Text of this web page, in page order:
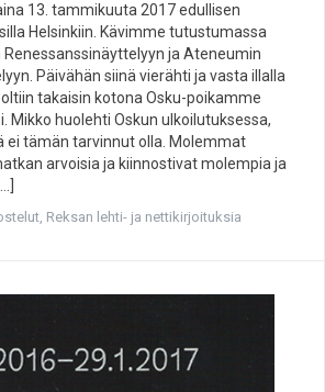
13. tammikuuta 2017 edullisen
Helsinkiin. Kävimme tutustumassa
Renessanssinäyttelyyn ja Ateneumin
Päivähän siinä vierähti ja vasta illalla
oltiin takaisin kotona Osku-poikamme
Mikko huolehti Oskun ulkoilutuksessa,
ei tämän tarvinnut olla. Molemmat
arvoisia ja kiinnostivat molempia ja
, Reksan lehti- ja nettikirjoituksia